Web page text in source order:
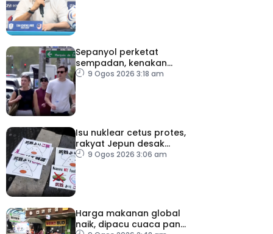
Sepanyol perketat
sempadan, kenakan
pemeriksaan ketibaan
9 Ogos 2026 3:18 am
Isu nuklear cetus protes,
rakyat Jepun desak
dasar dikaji semula
9 Ogos 2026 3:06 am
Harga makanan global
naik, dipacu cuaca panas